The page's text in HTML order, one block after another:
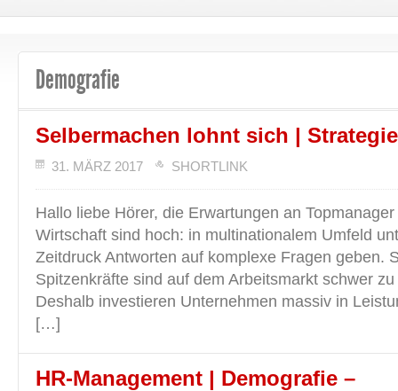
Demografie
Selbermachen lohnt sich |
31. MÄRZ 2017 SHORTLINK
Hallo liebe Hörer, die Erwartungen an
Wirtschaft sind hoch: in multinationalem Umfeld
Zeitdruck Antworten auf komplexe Fragen geben.
Spitzenkräfte sind auf dem Arbeitsmarkt schwer
Deshalb investieren Unternehmen massiv in
[…]
HR-Management | Demografie –